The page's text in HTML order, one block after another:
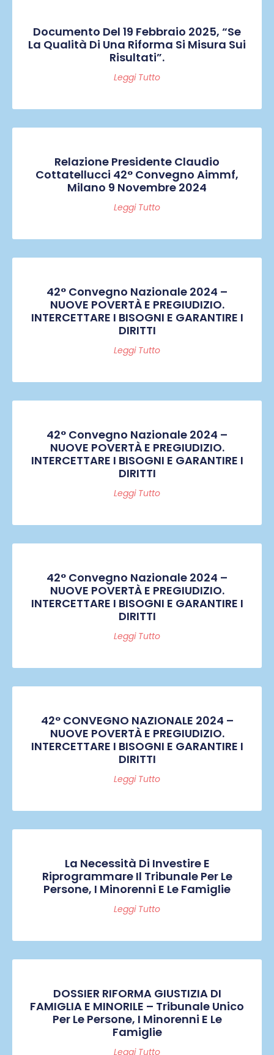
Documento Del 19 Febbraio 2025, “Se
La Qualità Di Una Riforma Si Misura Sui
Risultati”.
Leggi Tutto
Relazione Presidente Claudio
Cottatellucci 42° Convegno Aimmf,
Milano 9 Novembre 2024
Leggi Tutto
42° Convegno Nazionale 2024 –
NUOVE POVERTÀ E PREGIUDIZIO.
INTERCETTARE I BISOGNI E GARANTIRE I
DIRITTI
Leggi Tutto
42° Convegno Nazionale 2024 –
NUOVE POVERTÀ E PREGIUDIZIO.
INTERCETTARE I BISOGNI E GARANTIRE I
DIRITTI
Leggi Tutto
42° Convegno Nazionale 2024 –
NUOVE POVERTÀ E PREGIUDIZIO.
INTERCETTARE I BISOGNI E GARANTIRE I
DIRITTI
Leggi Tutto
42° CONVEGNO NAZIONALE 2024 –
NUOVE POVERTÀ E PREGIUDIZIO.
INTERCETTARE I BISOGNI E GARANTIRE I
DIRITTI
Leggi Tutto
La Necessità Di Investire E
Riprogrammare Il Tribunale Per Le
Persone, I Minorenni E Le Famiglie
Leggi Tutto
DOSSIER RIFORMA GIUSTIZIA DI
FAMIGLIA E MINORILE – Tribunale Unico
Per Le Persone, I Minorenni E Le
Famiglie
Leggi Tutto